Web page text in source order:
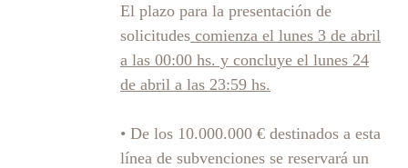
El plazo para la presentación de
solicitudes comienza el lunes 3 de abril
a las 00:00 hs. y concluye el lunes 24
de abril a las 23:59 hs.
• De los 10.000.000 € destinados a esta
línea de subvenciones se reservará un